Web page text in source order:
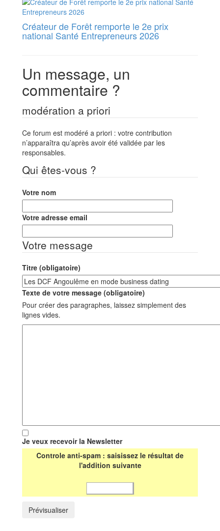
Créateur de Forêt remporte le 2e prix
national Santé Entrepreneurs 2026
Un message, un
commentaire ?
modération a priori
Ce forum est modéré a priori : votre contribution
n’apparaîtra qu’après avoir été validée par les
responsables.
Qui êtes-vous ?
Votre nom
Votre adresse email
Votre message
Titre (obligatoire)
Texte de votre message (obligatoire)
Pour créer des paragraphes, laissez simplement des
lignes vides.
Je veux recevoir la Newsletter
Controle anti-spam : saisissez le résultat de
l'addition suivante